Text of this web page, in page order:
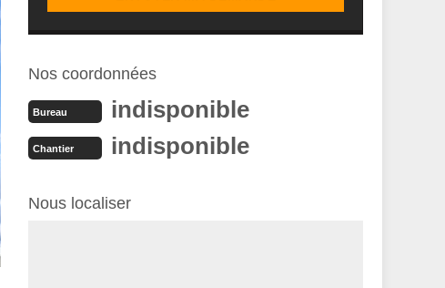
Nos coordonnées
Bureau indisponible
Chantier indisponible
Nous localiser